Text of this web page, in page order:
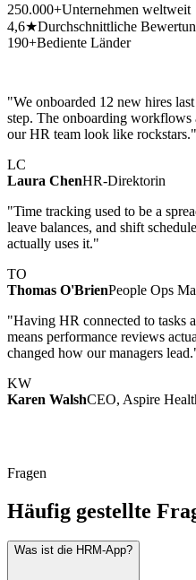
250.000+Unternehmen weltweit
4,6★Durchschnittliche
190+Bediente Länder
"We onboarded 12 new hires
step. The onboarding workflows
our HR team look like rockstars."
LC
Laura ChenHR-Direktorin
"Time tracking used to be a
leave balances, and shift
actually uses it."
TO
Thomas O'BrienPeople Ops
"Having HR connected to tasks
means performance reviews
changed how our managers
KW
Karen WalshCEO, Aspire
Fragen
Häufig gestellte
Was ist die HRM-App?